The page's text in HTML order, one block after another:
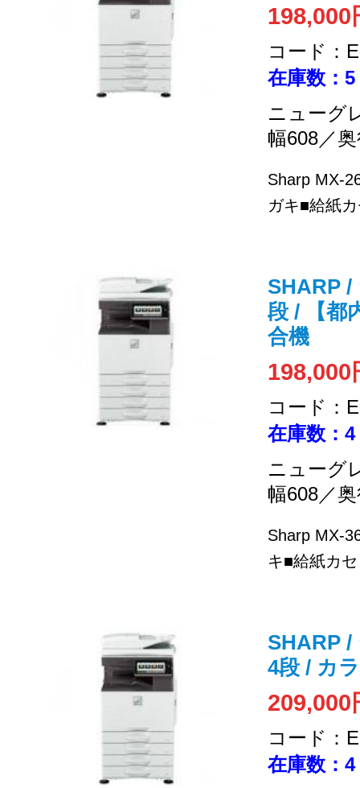
198,000
コード：
在庫数：5
ニューグ
幅608／
Sharp MX-
ガキ■給紙
SHARP /
段 / 【都
合機
198,000
コード：
在庫数：4
ニューグ
幅608／
Sharp MX-
キ■給紙カ
SHARP /
4段 / カ
209,000
コード：
在庫数：4